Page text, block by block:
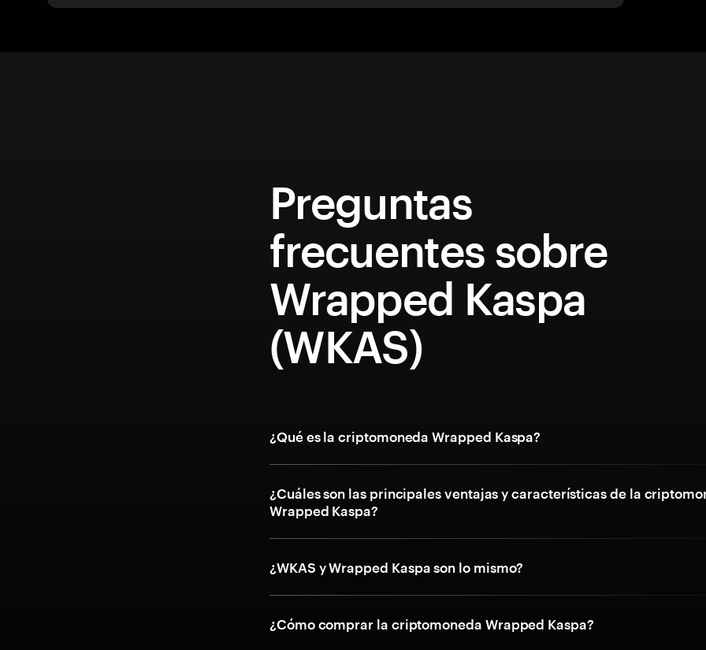
Preguntas
frecuentes sobre
Wrapped Kaspa
(WKAS)
¿Qué es la criptomoneda Wrapped Kaspa?
¿Cuáles son las principales ventajas y características de la
Wrapped Kaspa?
¿WKAS y Wrapped Kaspa son lo mismo?
¿Cómo comprar la criptomoneda Wrapped Kaspa?